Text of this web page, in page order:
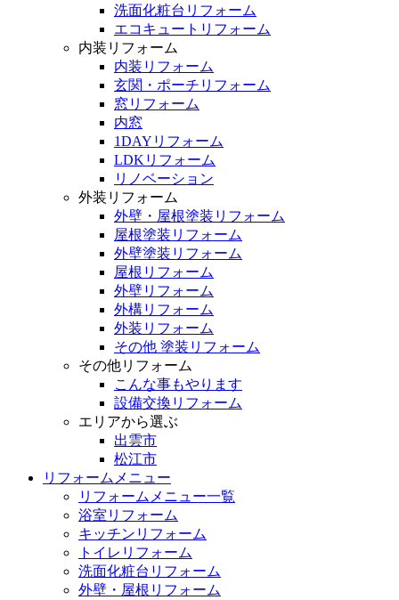
洗面化粧台リフォーム
エコキュートリフォーム
内装リフォーム
内装リフォーム
玄関・ポーチリフォーム
窓リフォーム
内窓
1DAYリフォーム
LDKリフォーム
リノベーション
外装リフォーム
外壁・屋根塗装リフォーム
屋根塗装リフォーム
外壁塗装リフォーム
屋根リフォーム
外壁リフォーム
外構リフォーム
外装リフォーム
その他 塗装リフォーム
その他リフォーム
こんな事もやります
設備交換リフォーム
エリアから選ぶ
出雲市
松江市
リフォームメニュー
リフォームメニュー一覧
浴室リフォーム
キッチンリフォーム
トイレリフォーム
洗面化粧台リフォーム
外壁・屋根リフォーム